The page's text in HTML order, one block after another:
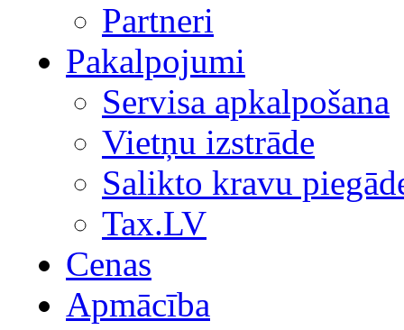
Partneri
Pakalpojumi
Servisa apkalpošana
Vietņu izstrāde
Salikto kravu
Tax.LV
Cenas
Apmācība